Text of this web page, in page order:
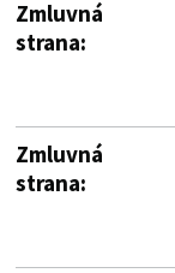
Zmluvná
strana:
Zmluvná
strana: